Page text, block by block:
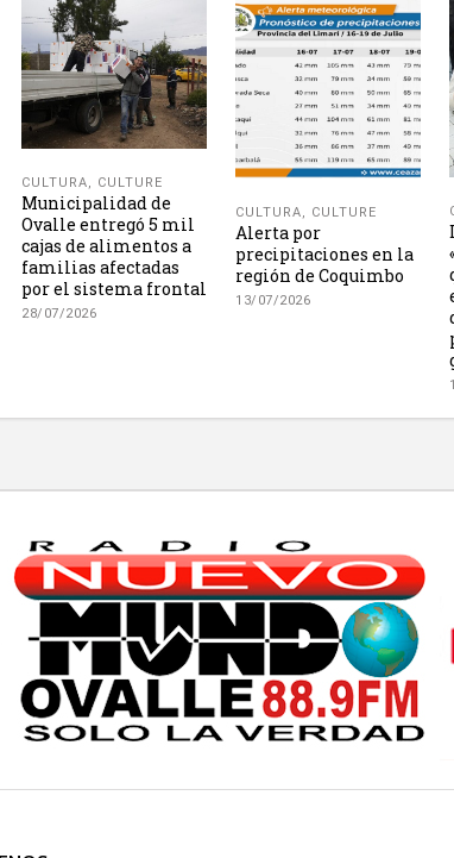
CULTURA, CULTURE
Municipalidad de
Ovalle entregó 5 mil
cajas de alimentos a
familias afectadas
por el sistema frontal
28/07/2026
CULTURA, CULTURE
Alerta por
precipitaciones en la
región de Coquimbo
13/07/2026